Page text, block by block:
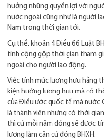
hưởng những quyền lợi với
nước ngoài cũng như là người
Nam trong thời gian tới.
Cụ thể, khoản 4 Điều 66 Luật
tính cộng gộp thời gian tham
ngoài cho người lao động.
Việc tính mức lương hưu hằng
kiện hưởng lương hưu mà có
của Điều ước quốc tế mà nước
là thành viên nhưng có thời
thì cứ mỗi năm đóng sẽ được
lương làm căn cứ đóng BHXH.